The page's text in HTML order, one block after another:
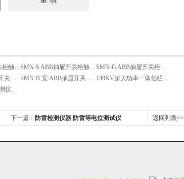
SMN-A ABB抽屉开关柜触头夹紧力检测仪 SMN-S ABB抽屉开关柜触头夹紧力测试仪
SMN-G ABB抽屉开关柜触头夹紧力检测仪
SMN-B 窄 ABB抽屉开关柜触头夹紧力检测仪 SMN-B 宽 ABB抽屉开关柜触头夹紧力测试仪
140KV超大功率一体化驻极机
BZ3标准电阻 防雷检测仪器套装
下一篇： 防雷检测仪器 防雷等电位测试仪 返回列表>>